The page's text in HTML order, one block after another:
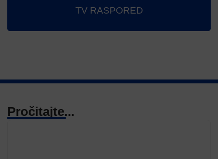
TV RASPORED
Pročitajte...